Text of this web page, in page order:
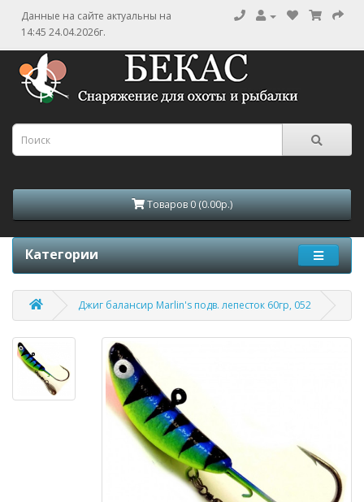
Данные на сайте актуальны на
14:45 24.04.2026г.
Товаров 0 (0.00р.)
Категории
Джиг балансир Marlin's подв. лепесток 60гр, 052